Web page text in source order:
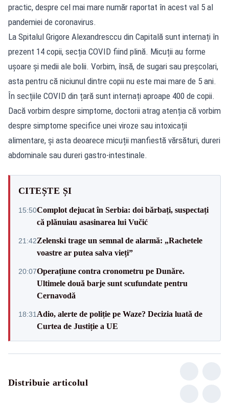
practic, despre cel mai mare număr raportat în acest val 5 al
pandemiei de coronavirus.
La Spitalul Grigore Alexandresccu din Capitală sunt internați în
prezent 14 copii, secția COVID fiind plină. Micuții au forme
ușoare și medii ale bolii. Vorbim, însă, de sugari sau preșcolari,
asta pentru că niciunul dintre copii nu este mai mare de 5 ani.
În secțiile COVID din țară sunt internați aproape 400 de copii.
Dacă vorbim despre simptome, doctorii atrag atenția că vorbim
despre simptome specifice unei viroze sau intoxicații
alimentare, și asta deoarece micuții manfiestă vărsături, dureri
abdominale sau dureri gastro-intestinale.
CITEȘTE ȘI
15:50Complot dejucat în Serbia: doi bărbați, suspectați
că plănuiau asasinarea lui Vučić
21:42Zelenski trage un semnal de alarmă: „Rachetele
voastre ar putea salva vieți”
20:07Operațiune contra cronometru pe Dunăre.
Ultimele două barje sunt scufundate pentru
Cernavodă
18:31 Adio, alerte de poliție pe Waze? Decizia luată de
Curtea de Justiție a UE
Distribuie articolul